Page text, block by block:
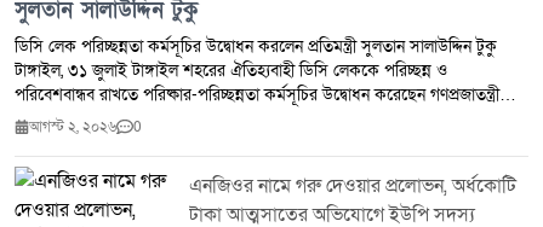
সুলতান সালাউদ্দিন টুকু
ডিসি লেক পরিচ্ছন্নতা কর্মসূচির উদ্বোধন করলেন প্রতিমন্ত্রী সুলতান সালাউদ্দিন টুকু
টাঙ্গাইল, ৩১ জুলাই টাঙ্গাইল শহরের ঐতিহ্যবাহী ডিসি লেককে পরিচ্ছন্ন ও
পরিবেশবান্ধব রাখতে পরিষ্কার-পরিচ্ছন্নতা কর্মসূচির উদ্বোধন করেছেন গণপ্রজাতন্ত্রী
বাংলাদেশ সরকারের মৎস্য ও প্রাণিসম্পদ প্রতিমন্ত্রী জনাব সুলতান সালাউদ্দিন টুকু,
একটি পরিচ্ছন্ন ও বাসযোগ্য টাঙ্গাইল গড়ে তুলতে সরকারি উদ্যোগের পাশাপাশি
সর্বস্তরের জনগণের স্বতঃস্ফূর্ত অংশগ্রহণ প্রয়োজন। পরিবেশ সংরক্ষণ এবং
জনসচেতনতা বৃদ্ধির মাধ্যমে টাঙ্গাইলকে একটি সবুজ, সুন্দর ও পরিচ্ছন্ন জেলায় পরিণত
আগস্ট ২, ২০২৬ 0
এনজিওর নামে গরু দেওয়ার প্রলোভন, অর্ধকোটি
টাকা আত্মসাতের অভিযোগে ইউপি সদস্য